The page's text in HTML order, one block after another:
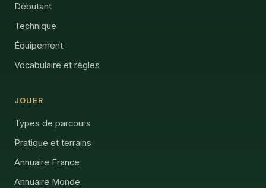
Débutant
Technique
Équipement
Vocabulaire et règles
JOUER
Types de parcours
Pratique et terrains
Annuaire France
Annuaire Monde